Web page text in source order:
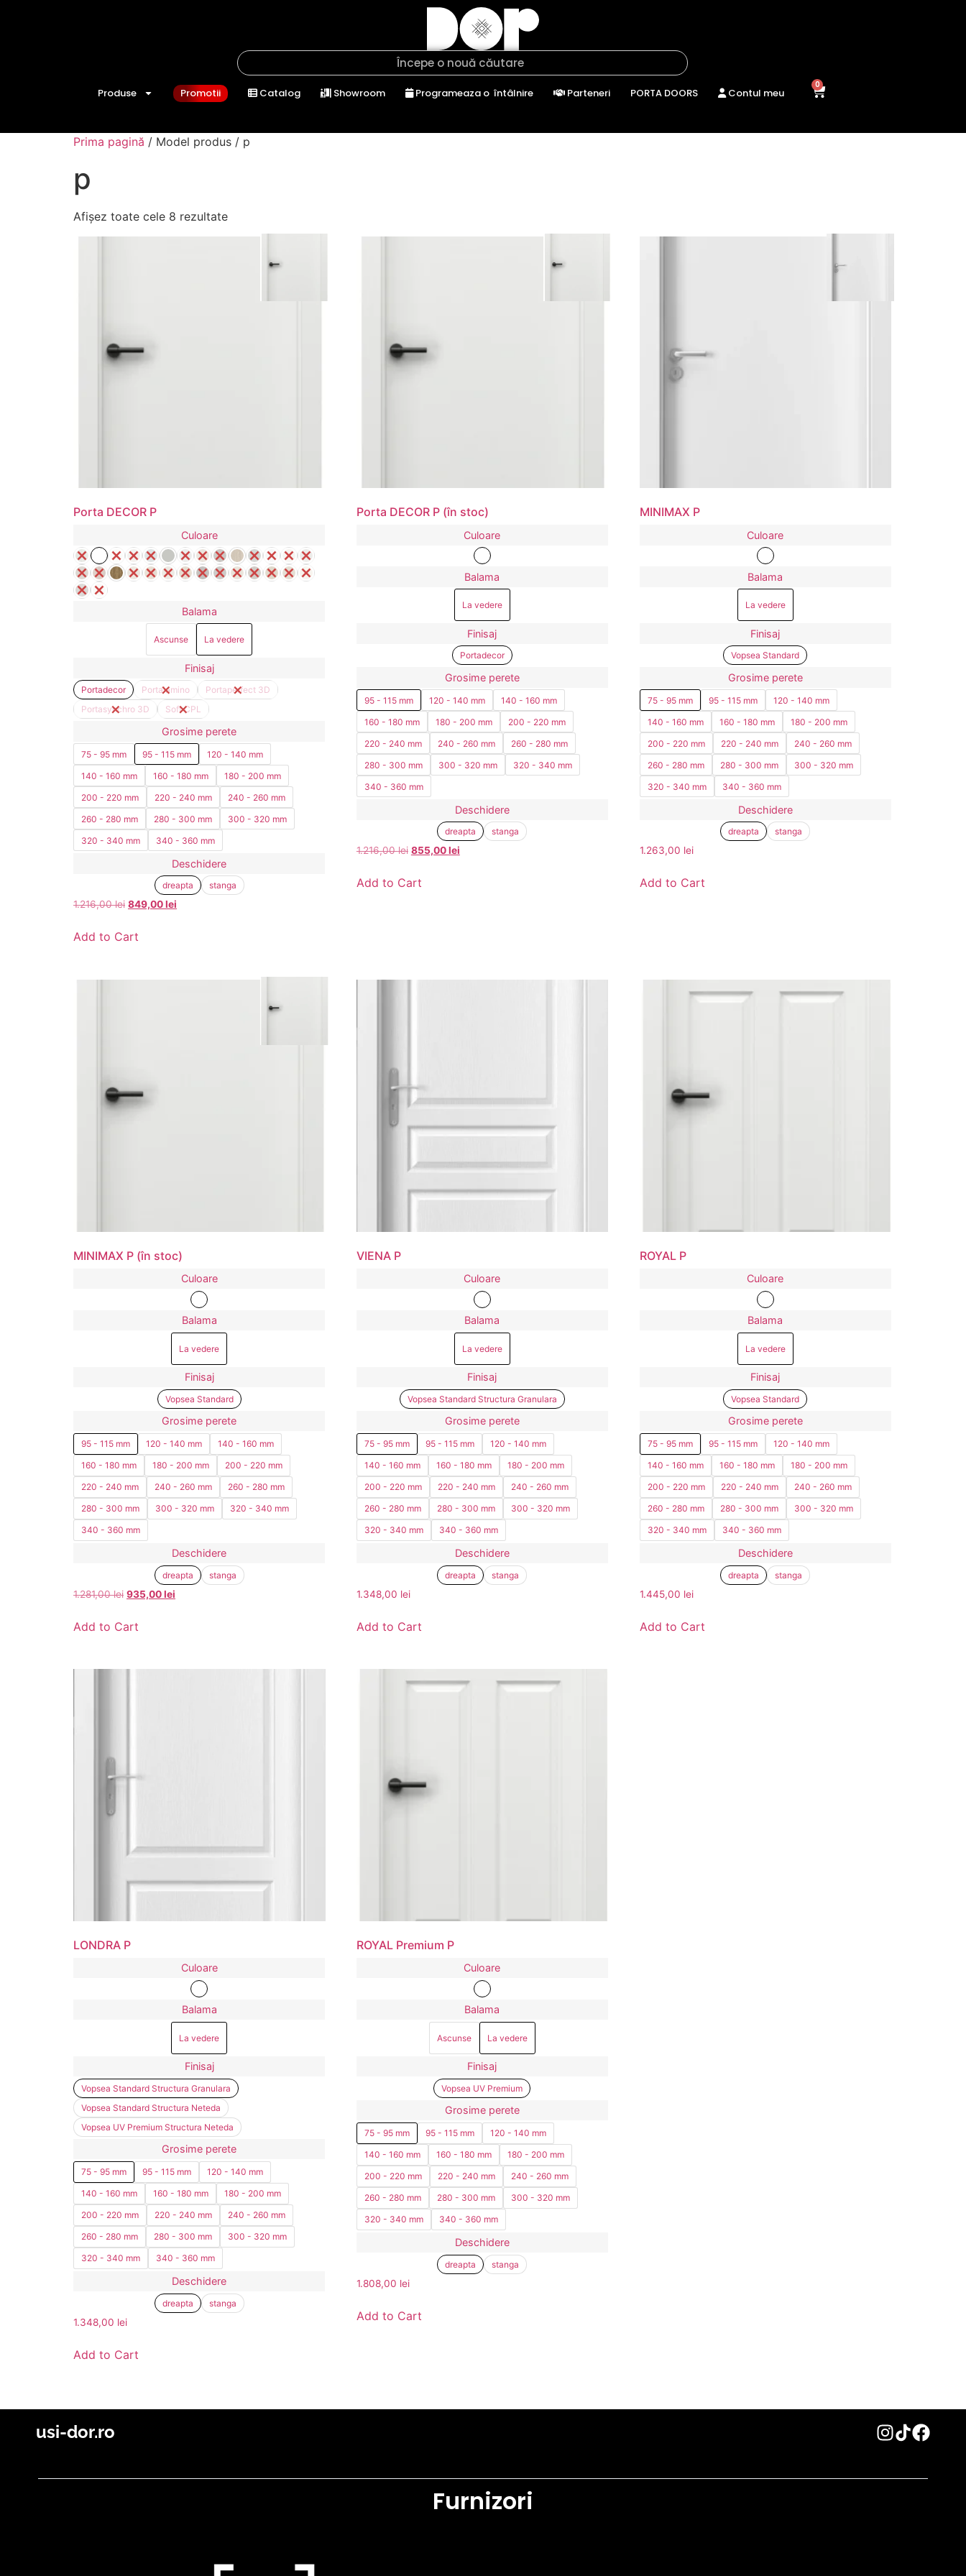
Produse Promotii Catalog Showroom Programeaza o întâlnire Parteneri PORTA DOORS Contul meu
0
Prima pagină / Model produs / p
p
Afișez toate cele 8 rezultate
Porta DECOR P
Culoare
Balama
Ascunse La vedere
Finisaj
Portadecor Portalamino
Portaperfect 3D
Portasynchro 3D
Soft CPL
Grosime perete
75 - 95 mm 95 - 115 mm
120 - 140 mm
140 - 160 mm
160 - 180 mm
180 - 200 mm
200 - 220 mm
220 - 240 mm
240 - 260 mm
260 - 280 mm
280 - 300 mm
300 - 320 mm
320 - 340 mm
340 - 360 mm
Deschidere
dreapta stanga
1.216,00lei 849,00lei
Add to Cart
Porta DECOR P (în stoc)
Culoare
Balama
La vedere
Finisaj
Portadecor
Grosime perete
95 - 115 mm 120 - 140 mm
140 - 160 mm
160 - 180 mm
180 - 200 mm
200 - 220 mm
220 - 240 mm
240 - 260 mm
260 - 280 mm
280 - 300 mm
300 - 320 mm
320 - 340 mm
340 - 360 mm
Deschidere
dreapta stanga
1.216,00lei 855,00lei
Add to Cart
MINIMAX P
Culoare
Balama
La vedere
Finisaj
Vopsea Standard
Grosime perete
75 - 95 mm 95 - 115 mm
120 - 140 mm
140 - 160 mm
160 - 180 mm
180 - 200 mm
200 - 220 mm
220 - 240 mm
240 - 260 mm
260 - 280 mm
280 - 300 mm
300 - 320 mm
320 - 340 mm
340 - 360 mm
Deschidere
dreapta stanga
1.263,00 lei
Add to Cart
MINIMAX P (în stoc)
Culoare
Balama
La vedere
Finisaj
Vopsea Standard
Grosime perete
95 - 115 mm 120 - 140 mm
140 - 160 mm
160 - 180 mm
180 - 200 mm
200 - 220 mm
220 - 240 mm
240 - 260 mm
260 - 280 mm
280 - 300 mm
300 - 320 mm
320 - 340 mm
340 - 360 mm
Deschidere
dreapta stanga
1.281,00lei 935,00lei
Add to Cart
VIENA P
Culoare
Balama
La vedere
Finisaj
Vopsea Standard Structura Granulara
Grosime perete
75 - 95 mm 95 - 115 mm
120 - 140 mm
140 - 160 mm
160 - 180 mm
180 - 200 mm
200 - 220 mm
220 - 240 mm
240 - 260 mm
260 - 280 mm
280 - 300 mm
300 - 320 mm
320 - 340 mm
340 - 360 mm
Deschidere
dreapta stanga
1.348,00 lei
Add to Cart
ROYAL P
Culoare
Balama
La vedere
Finisaj
Vopsea Standard
Grosime perete
75 - 95 mm 95 - 115 mm
120 - 140 mm
140 - 160 mm
160 - 180 mm
180 - 200 mm
200 - 220 mm
220 - 240 mm
240 - 260 mm
260 - 280 mm
280 - 300 mm
300 - 320 mm
320 - 340 mm
340 - 360 mm
Deschidere
dreapta stanga
1.445,00 lei
Add to Cart
LONDRA P
Culoare
Balama
La vedere
Finisaj
Vopsea Standard Structura Granulara
Vopsea Standard Structura Neteda
Vopsea UV Premium Structura Neteda
Grosime perete
75 - 95 mm 95 - 115 mm
120 - 140 mm
140 - 160 mm
160 - 180 mm
180 - 200 mm
200 - 220 mm
220 - 240 mm
240 - 260 mm
260 - 280 mm
280 - 300 mm
300 - 320 mm
320 - 340 mm
340 - 360 mm
Deschidere
dreapta stanga
1.348,00 lei
Add to Cart
ROYAL Premium P
Culoare
Balama
Ascunse La vedere
Finisaj
Vopsea UV Premium
Grosime perete
75 - 95 mm 95 - 115 mm
120 - 140 mm
140 - 160 mm
160 - 180 mm
180 - 200 mm
200 - 220 mm
220 - 240 mm
240 - 260 mm
260 - 280 mm
280 - 300 mm
300 - 320 mm
320 - 340 mm
340 - 360 mm
Deschidere
dreapta stanga
1.808,00 lei
Add to Cart
usi-dor.ro
Furnizori